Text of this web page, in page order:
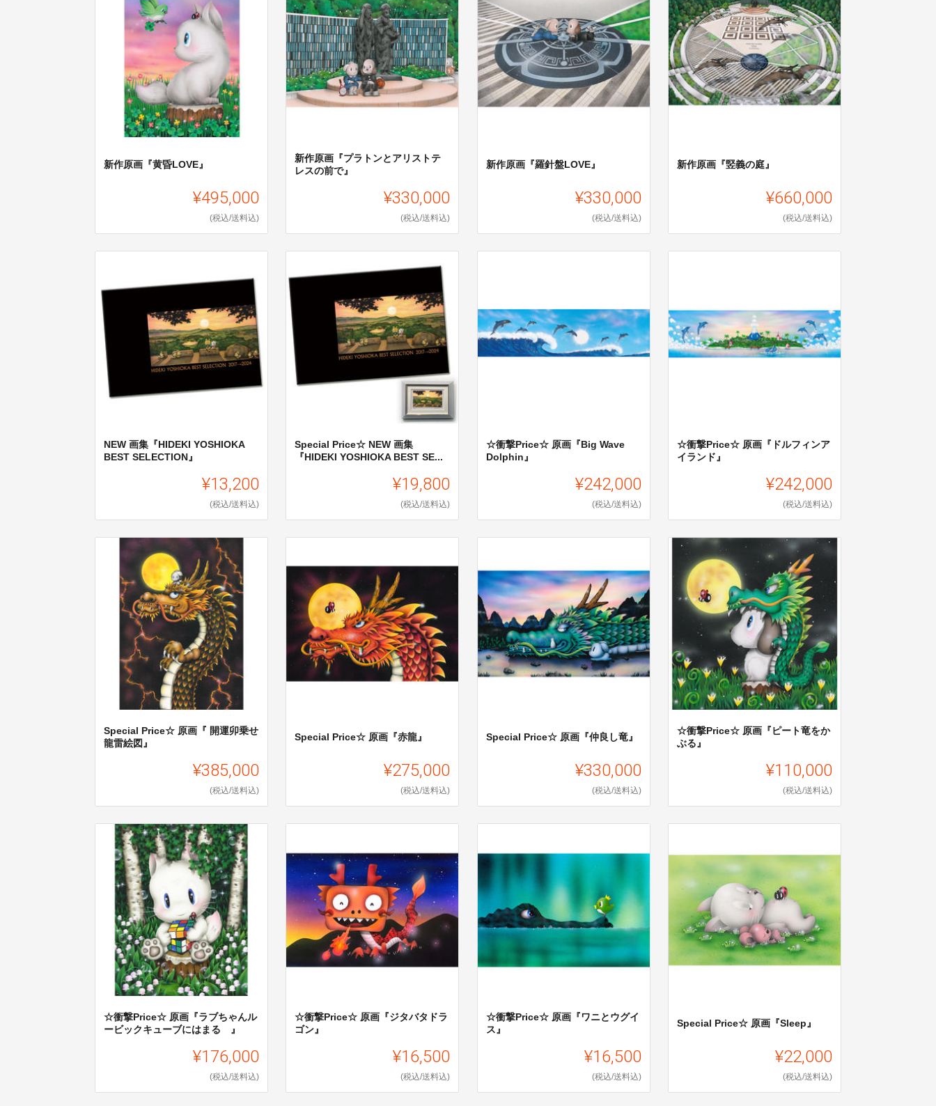
新作原画『黄昏LOVE』
¥495,000
(税込/送料込)
新作原画『プラトンとアリストテ
レスの前で』
¥330,000
(税込/送料込)
新作原画『羅針盤LOVE』
¥330,000
(税込/送料込)
新作原画『竪義の庭』
¥660,000
(税込/送料込)
NEW 画集『HIDEKI YOSHIOKA
BEST SELECTION』
¥13,200
(税込/送料込)
Special Price☆ NEW 画集
『HIDEKI YOSHIOKA BEST SE...
¥19,800
(税込/送料込)
☆衝撃Price☆ 原画『Big Wave
Dolphin』
¥242,000
(税込/送料込)
☆衝撃Price☆ 原画『ドルフィンア
イランド』
¥242,000
(税込/送料込)
Special Price☆ 原画『 開運卯乗せ
龍雷絵図』
¥385,000
(税込/送料込)
Special Price☆ 原画『赤龍』
¥275,000
(税込/送料込)
Special Price☆ 原画『仲良し竜』
¥330,000
(税込/送料込)
☆衝撃Price☆ 原画『ピート竜をか
ぶる』
¥110,000
(税込/送料込)
☆衝撃Price☆ 原画『ラブちゃんル
ービックキューブにはまる 』
¥176,000
(税込/送料込)
☆衝撃Price☆ 原画『ジタバタドラ
ゴン』
¥16,500
(税込/送料込)
☆衝撃Price☆ 原画『ワニとウグイ
ス』
¥16,500
(税込/送料込)
Special Price☆ 原画『Sleep』
¥22,000
(税込/送料込)